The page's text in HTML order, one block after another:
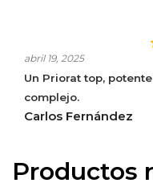
abril 19, 2025
Un Priorat top,
complejo.
Carlos Fernández
Productos